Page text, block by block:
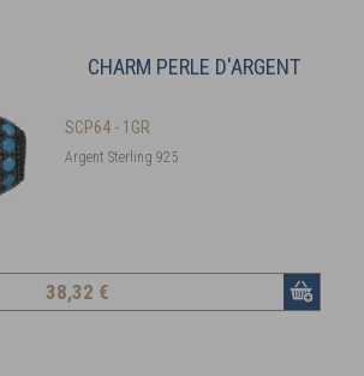
CHARM PERLE D'ARGENT
SCP64 - 1GR
Argent Sterling 925
38,32 €